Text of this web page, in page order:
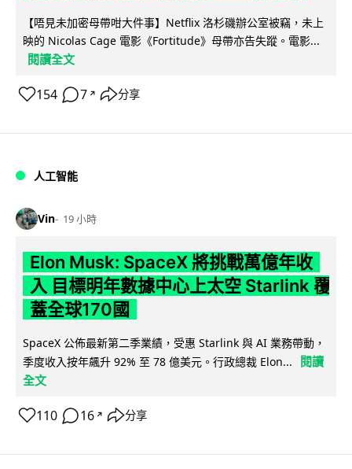
【唔見未加密母帶咁大件事】Netflix 洛杉磯辦公室被竊，未上
映的 Nicolas Cage 電影《Fortitude》母帶亦告失蹤。電影...
閱讀全文
154 7 ↗ 分享
人工智能
Vin 19 小時
Elon Musk: SpaceX 將挑戰萬億年收
入 目標明年數據中心上太空 Starlink 覆
蓋全球170國
SpaceX 公佈最新第二季業績，受惠 Starlink 與 AI 業務帶動，
季度收入按年飆升 92% 至 78 億美元。行政總裁 Elon...
閱讀
全文
110 16 ↗ 分享